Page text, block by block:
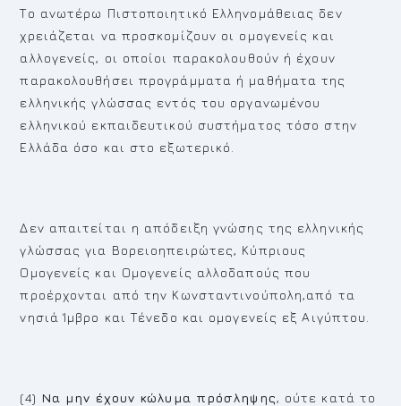
Το ανωτέρω Πιστοποιητικό Ελληνομάθειας δεν
χρειάζεται να προσκομίζουν οι ομογενείς και
αλλογενείς, οι οποίοι παρακολουθούν ή έχουν
παρακολουθήσει προγράμματα ή μαθήματα της
ελληνικής γλώσσας εντός του οργανωμένου
ελληνικού εκπαιδευτικού συστήματος τόσο στην
Ελλάδα όσο και στο εξωτερικό.
Δεν απαιτείται η απόδειξη γνώσης της ελληνικής
γλώσσας για Βορειοηπειρώτες, Κύπριους
Ομογενείς και Ομογενείς αλλοδαπούς που
προέρχονται από την Κωνσταντινούπολη,από τα
νησιά Ίμβρο και Τένεδο και ομογενείς εξ Αιγύπτου.
(4) Να μην έχουν κώλυμα πρόσληψης, ούτε κατά το